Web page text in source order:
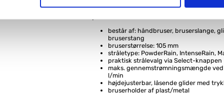
vælge bestemte cookie-typer til og fra nedenfor. Til enhver tid
måtte ønske det.
vi behandler dine personoplysninger, ved at klikke
består af: håndbruser, bruserslange,
bruserstang
bruserstørrelse: 105 mm
stråletype: PowderRain, IntenseRain,
praktisk strålevalg via Select-knappen
maks. gennemstrømningsmængde ved
l/min
højdejusterbar, låsende glider med
bruserholder af plast/metal